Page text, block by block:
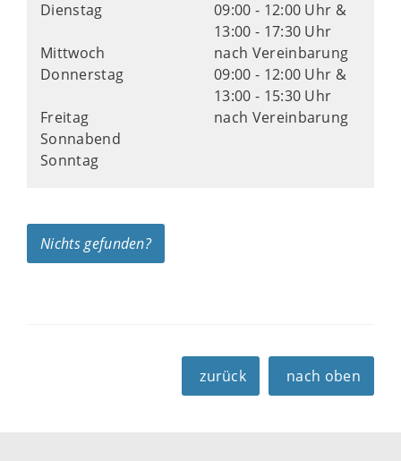
Dienstag
09:00 - 12:00 Uhr &
13:00 - 17:30 Uhr
Mittwoch
nach Vereinbarung
Donnerstag
09:00 - 12:00 Uhr &
13:00 - 15:30 Uhr
Freitag
nach Vereinbarung
Sonnabend
Sonntag
Nichts gefunden?
zurück nach oben